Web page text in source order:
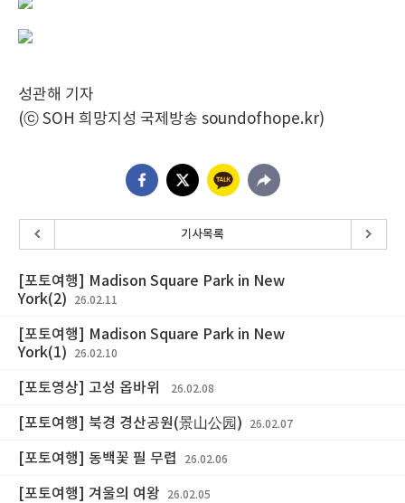
성관해 기자
(ⓒ SOH 희망지성 국제방송 soundofhope.kr)
기사목록
[포토여행] Madison Square Park in New
York(2)
26.02.11
[포토여행] Madison Square Park in New
York(1)
26.02.10
[포토영상] 고성 옵바위 26.02.08
[포토여행] 북경 경산공원(景山公园) 26.02.07
[포토여행] 동백꽃 필 무렵 26.02.06
[포토여행] 겨울의 여왕 26.02.05